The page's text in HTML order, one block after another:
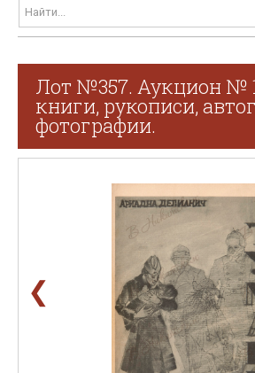
Лот №357. Аукцион №
книги, рукописи,
фотографии.
❮